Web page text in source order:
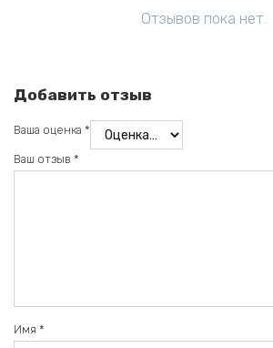
Отзывов пока нет.
Добавить отзыв
Ваша оценка *
Ваш отзыв *
Имя *